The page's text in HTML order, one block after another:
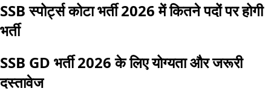
SSB स्पोर्ट्स कोटा भर्ती 2026 में कितने पदों पर होगी
भर्ती
SSB GD भर्ती 2026 के लिए योग्यता और जरूरी
दस्तावेज